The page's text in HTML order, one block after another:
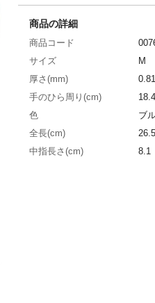
商品の詳細
商品コード
サイズ
M
厚さ(mm)
0.81
手のひら周り(cm)
18.4
色
ブ
全長(cm)
中指長さ(cm)
8.1